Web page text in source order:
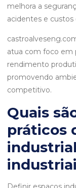
melhora a
acidentes e custos
atua com foco em
rendimento
promovendo
competitivo.
Quais
práticos